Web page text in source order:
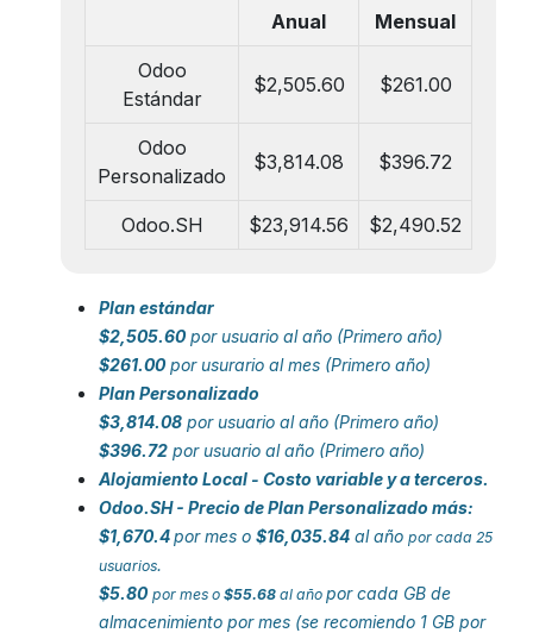
Anual Mensual
Odoo
Estándar
$2,505.60 $261.00
Odoo
Personalizado
$3,814.08 $396.72
Odoo.SH $23,914.56 $2,490.52
Plan estándar
$2,505.60 por usuario al año (Primero año)
$261.00 por usurario al mes (Primero año)
Plan Personalizado
$3,814​.08 por usuario al año (Primero año)
$396.72 por usuario al año (Primero año)
Alojamiento Local - Costo variable y a terceros.
Odoo.SH - Precio de Plan Personalizado más:
$1,670.4por mes o $16,035.84 al año por cada 25
usuarios.
$5.80 por mes o $55.68 al año por cada GB de
almacenimiento por mes (se recomiendo 1 GB por